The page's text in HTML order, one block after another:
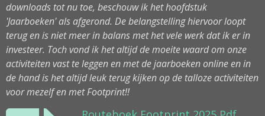
downloads tot nu toe, beschouw ik het hoofdstuk
'Jaarboeken' als afgerond. De belangstelling hiervoor loopt
terug en is niet meer in balans met het vele werk dat ik er in
investeer. Toch vond ik het altijd de moeite waard om onze
activiteiten vast te leggen en met de jaarboeken online en in
de hand is het altijd leuk terug kijken op de talloze activiteiten
voor mezelf en met Footprint!!